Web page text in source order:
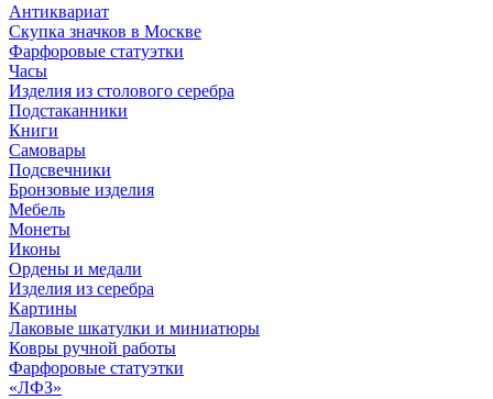
Антиквариат
Скупка значков в Москве
Фарфоровые статуэтки
Часы
Изделия из столового серебра
Подстаканники
Книги
Самовары
Подсвечники
Бронзовые изделия
Мебель
Монеты
Иконы
Ордены и медали
Изделия из серебра
Картины
Лаковые шкатулки и миниатюры
Ковры ручной работы
Фарфоровые статуэтки
«ЛФЗ»